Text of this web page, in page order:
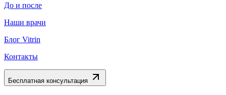
До и после
Наши врачи
Блог Vitrin
Контакты
Бесплатная консультация